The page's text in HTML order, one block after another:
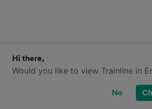
Hi there,
Would you like to view Trainline in
No